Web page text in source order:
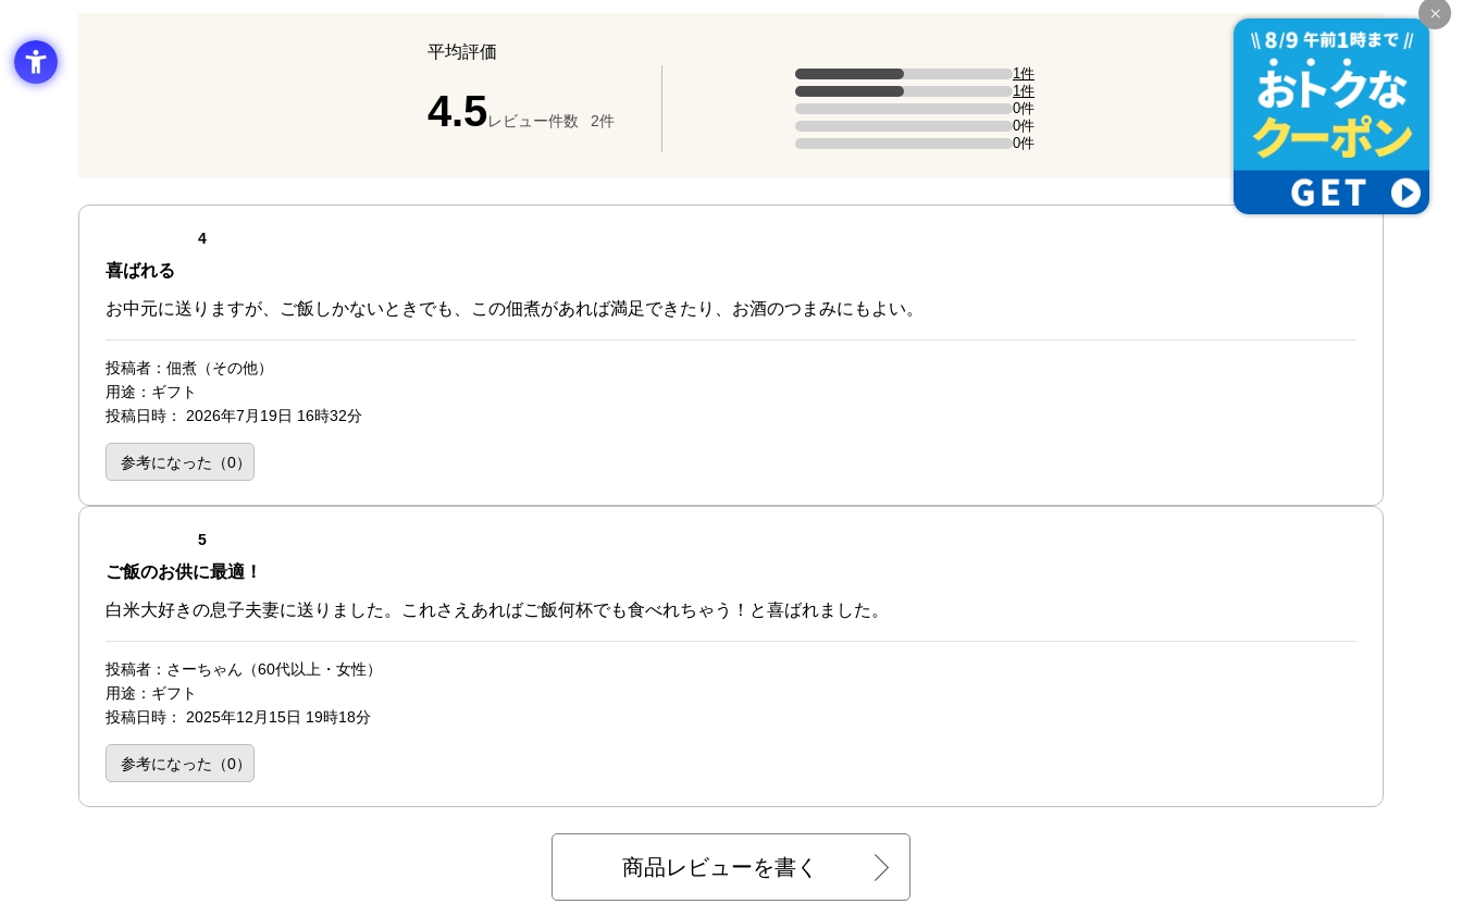
平均評価
4.5点（5点満点中）
レビュー件数 2件
5点の評価は1件です（全体の50%）。 1件
4点の評価は1件です（全体の50%）。 1件
3点の評価は0件です。 0件
2点の評価は0件です。 0件
1点の評価は0件です。 0件
最新の商品レビュー
4点（4点満点中）
喜ばれる
お中元に送りますが、ご飯しかないときでも、この佃煮があれば満足できたり、お酒のつまみにもよい。
投稿者 ：佃煮（その他）
用途 ：ギフト
投稿日時 ： 2026年7月19日 16時32分
参考になった（0）
5点（5点満点中）
ご飯のお供に最適！
白米大好きの息子夫妻に送りました。これさえあればご飯何杯でも食べれちゃう！と喜ばれました。
投稿者 ：さーちゃん（60代以上・女性）
用途 ：ギフト
投稿日時 ： 2025年12月15日 19時18分
参考になった（0）
商品レビューを書く